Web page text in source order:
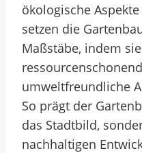
ökologische
setzen die
Maßstäbe, indem
umweltfreundliche
So prägt der
das Stadtbild,
nachhaltigen